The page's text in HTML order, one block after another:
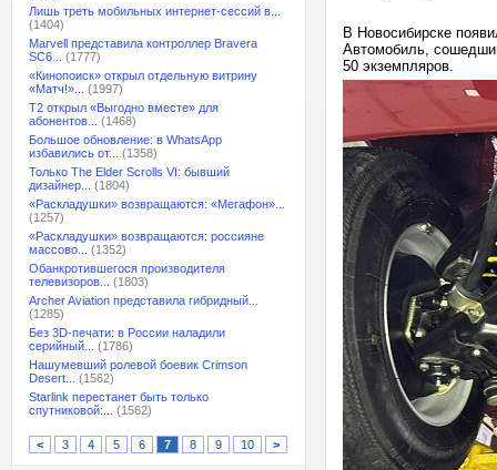
Лишь треть мобильных интернет-сессий в...
(1404)
Marvell представила контроллер Bravera
SC6...
(1777)
«Кинопоиск» открыл отдельную витрину
«Матч!»...
(1997)
T2 открыл «Выгодно вместе» для
абонентов...
(1468)
Большое обновление: в WhatsApp
избавились от...
(1358)
Только The Elder Scrolls VI: бывший
дизайнер...
(1804)
«Раскладушки» возвращаются: «Мегафон»...
(1257)
«Раскладушки» возвращаются: россияне
массово...
(1352)
Обанкротившегося производителя
телевизоров...
(1803)
Archer Aviation представила гибридный...
(1285)
Без 3D-печати: в России наладили
серийный...
(1786)
Нашумевший ролевой боевик Crimson
Desert...
(1562)
Starlink перестанет быть только
спутниковой:...
(1562)
< 3 4 5 6 7 8 9 10 >
В Новосибирске
Автомобиль,
50 экземпляров.